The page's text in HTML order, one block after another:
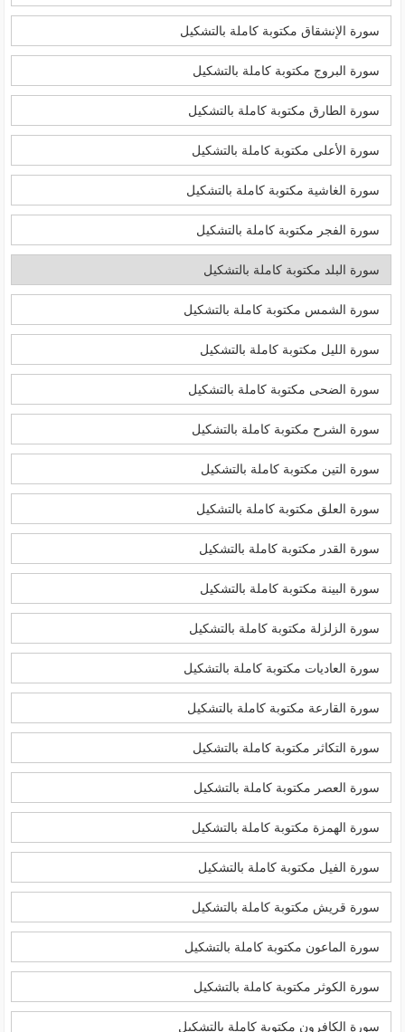
سورة الإنشقاق مكتوبة كاملة بالتشكيل
سورة البروج مكتوبة كاملة بالتشكيل
سورة الطارق مكتوبة كاملة بالتشكيل
سورة الأعلى مكتوبة كاملة بالتشكيل
سورة الغاشية مكتوبة كاملة بالتشكيل
سورة الفجر مكتوبة كاملة بالتشكيل
سورة البلد مكتوبة كاملة بالتشكيل
سورة الشمس مكتوبة كاملة بالتشكيل
سورة الليل مكتوبة كاملة بالتشكيل
سورة الضحى مكتوبة كاملة بالتشكيل
سورة الشرح مكتوبة كاملة بالتشكيل
سورة التين مكتوبة كاملة بالتشكيل
سورة العلق مكتوبة كاملة بالتشكيل
سورة القدر مكتوبة كاملة بالتشكيل
سورة البينة مكتوبة كاملة بالتشكيل
سورة الزلزلة مكتوبة كاملة بالتشكيل
سورة العاديات مكتوبة كاملة بالتشكيل
سورة القارعة مكتوبة كاملة بالتشكيل
سورة التكاثر مكتوبة كاملة بالتشكيل
سورة العصر مكتوبة كاملة بالتشكيل
سورة الهمزة مكتوبة كاملة بالتشكيل
سورة الفيل مكتوبة كاملة بالتشكيل
سورة قريش مكتوبة كاملة بالتشكيل
سورة الماعون مكتوبة كاملة بالتشكيل
سورة الكوثر مكتوبة كاملة بالتشكيل
سورة الكافرون مكتوبة كاملة بالتشكيل